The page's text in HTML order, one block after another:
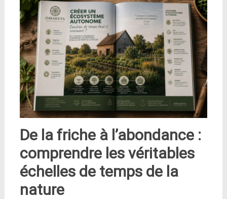
De la friche à l’abondance :
comprendre les véritables
échelles de temps de la
nature